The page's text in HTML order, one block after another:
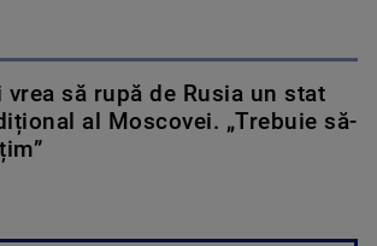
vrea să rupă de Rusia un stat
al Moscovei. „Trebuie să-